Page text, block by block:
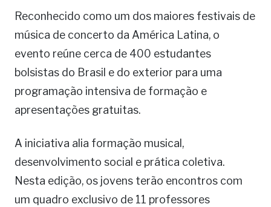
Reconhecido como um dos maiores festivais de
música de concerto da América Latina, o
evento reúne cerca de 400 estudantes
bolsistas do Brasil e do exterior para uma
programação intensiva de formação e
apresentações gratuitas.
A iniciativa alia formação musical,
desenvolvimento social e prática coletiva.
Nesta edição, os jovens terão encontros com
um quadro exclusivo de 11 professores